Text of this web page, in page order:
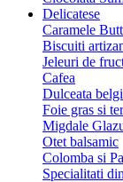
Delicatese
Caramele
Biscuiti
Jeleuri de
Cafea
Dulceata
Foie gras si
Migdale
Otet balsamic
Colomba si
Specialitati